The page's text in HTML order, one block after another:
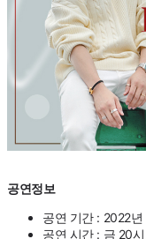
공연정보
공연 기간 : 2022
공연 시간 : 금 20